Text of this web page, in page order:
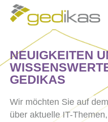
NEUIGKEITEN
GEDIKAS
Wir möchten Sie auf
über aktuelle IT-